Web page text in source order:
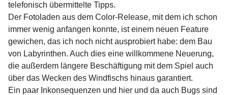
telefonisch übermittelte Tipps.
Der Fotoladen aus dem Color-Release, mit dem ich schon
immer wenig anfangen konnte, ist einem neuen Feature
gewichen, das ich noch nicht ausprobiert habe: dem Bau
von Labyrinthen. Auch dies eine willkommene Neuerung,
die außerdem längere Beschäftigung mit dem Spiel auch
über das Wecken des Windfischs hinaus garantiert.
Ein paar Inkonsequenzen und hier und da auch Bugs sind